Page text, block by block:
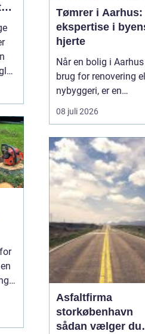
Tømrer i Aarhus:
ekspertise i
hjerte
Når en bolig i
brug for renovering
nybyggeri, er en
kompetent tømrer
uundværlig. Aarhus'
kræver erfarne
der kan håndtere alt
tagkonstruktioner til
specialiserede tr&ael...
08 juli 2026
Asfaltfirma
storkøbenhavn
sådan vælger du